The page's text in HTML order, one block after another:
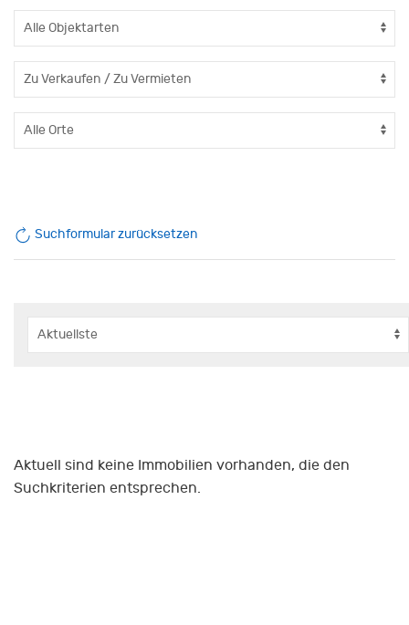
Suchformular zurücksetzen
Aktuell sind keine Immobilien vorhanden, die den
Suchkriterien entsprechen.